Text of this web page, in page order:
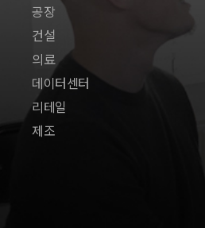
공장
건설
의료
데이터센터
리테일
제조